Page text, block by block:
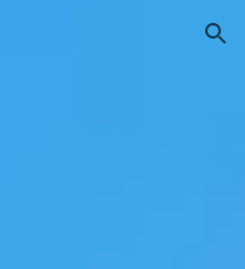
Skip to navigation